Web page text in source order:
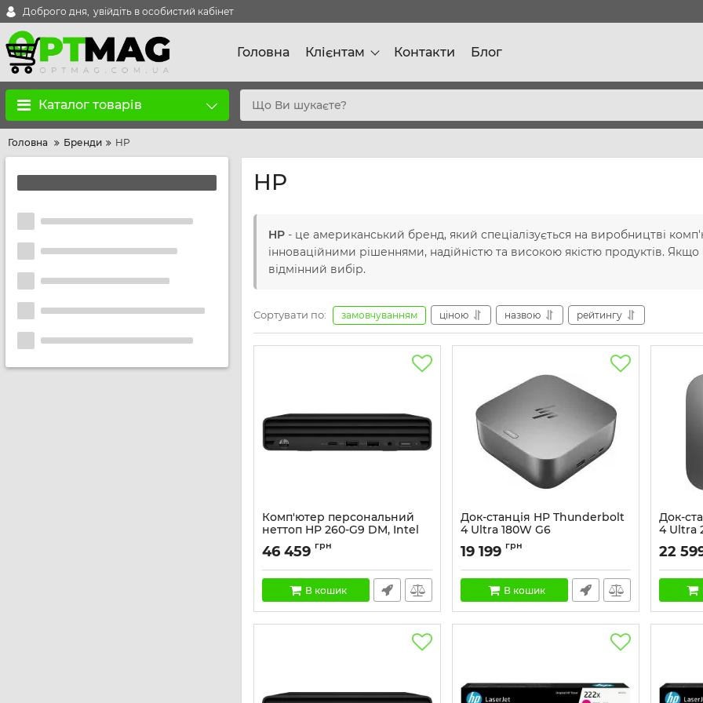
Доброго дня, увійдіть в особистий кабінет
Головна Клієнтам Контакти Блог
Каталог товарів
Головна Бренди HP
HP
HP - це американський бренд, який спеціалізується на виробництві
інноваційними рішеннями, надійністю та високою якістю продуктів. Якщо
відмінний вибір.
Сортувати по: замовчуванням ціною назвою рейтингу
Комп'ютер персональний
неттоп HP 260-G9 DM, Intel
i3-1315U, 8GB, F512GB, UMA,
WiFi, кл+м, 3р, Win11P
Артикул: 936J2EA
46 459 грн
В кошик
Док-станція HP Thunderbolt
4 Ultra 180W G6
Артикул: 9X481UT
19 199 грн
В кошик
Док-
4 Ultra
Артикул:
22